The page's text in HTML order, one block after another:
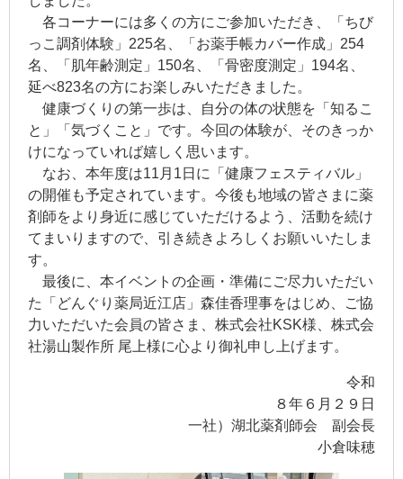
各コーナーには多くの方にご参加いただき、「ちび
っこ調剤体験」225名、「お薬手帳カバー作成」254
名、「肌年齢測定」150名、「骨密度測定」194名、
延べ823名の方にお楽しみいただきました。
健康づくりの第一歩は、自分の体の状態を「知るこ
と」「気づくこと」です。今回の体験が、そのきっか
けになっていれば嬉しく思います。
なお、本年度は11月1日に「健康フェスティバル」
の開催も予定されています。今後も地域の皆さまに薬
剤師をより身近に感じていただけるよう、活動を続け
てまいりますので、引き続きよろしくお願いいたしま
す。
最後に、本イベントの企画・準備にご尽力いただい
た「どんぐり薬局近江店」森佳香理事をはじめ、ご協
力いただいた会員の皆さま、株式会社KSK様、株式会
社湯山製作所 尾上様に心より御礼申し上げます。
令和
８年６月２９日
一社）湖北薬剤師会 副会長
小倉味穂